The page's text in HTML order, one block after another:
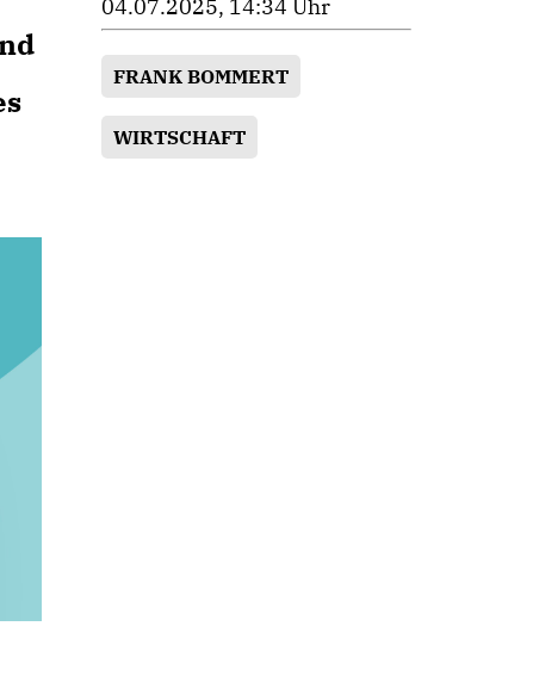
04.07.2025, 14:34 Uhr
FRANK BOMMERT
WIRTSCHAFT